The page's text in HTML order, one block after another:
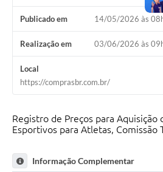
Publicado em 14/05/2026 às
Realização em 03/06/2026 às
Local
https://comprasbr.com.br/
Registro de Preços para
Esportivos para Atletas, Comissão
Informação Complementar